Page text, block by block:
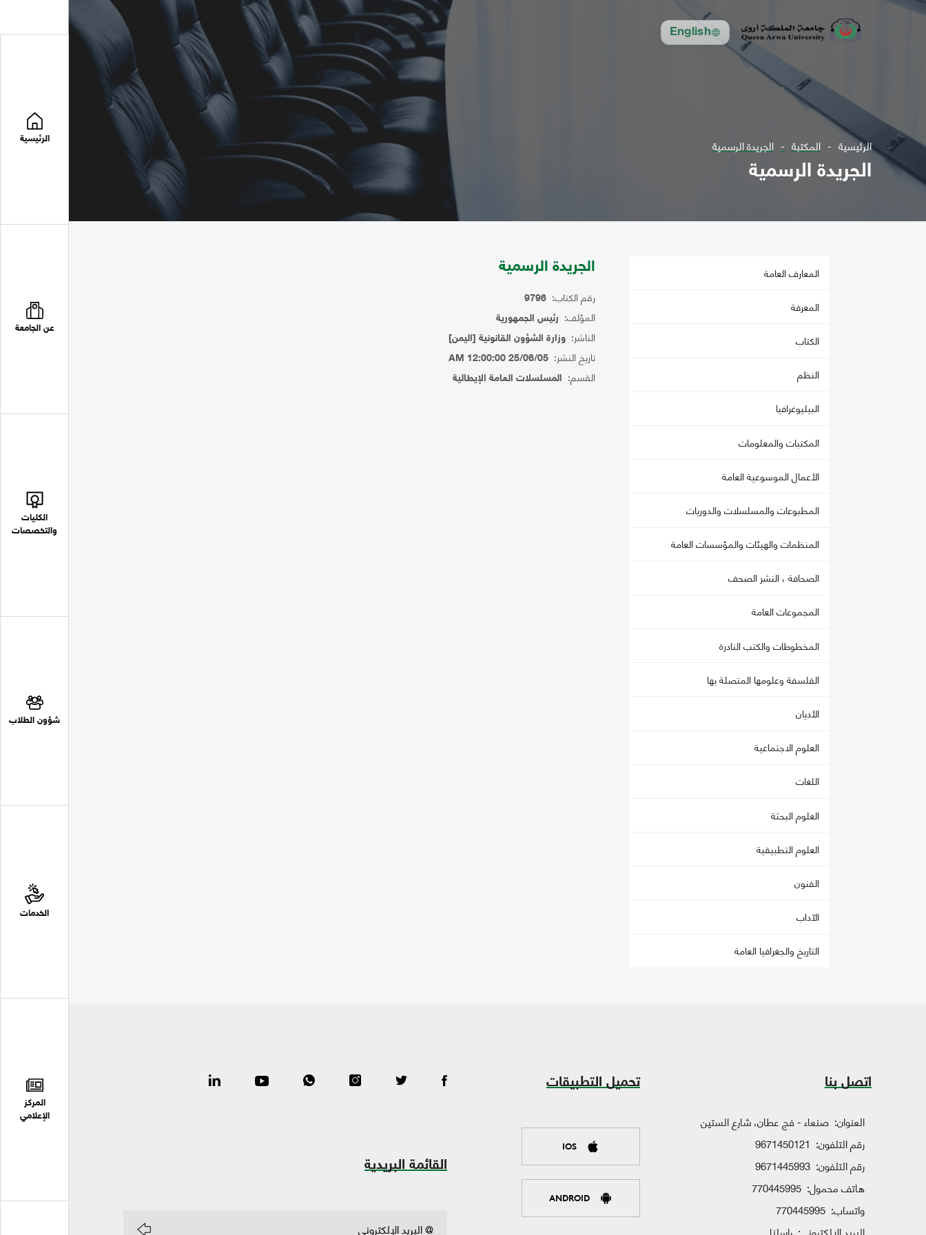
English
الرئيسية
عن الجامعة
الكليات
والتخصصات
شؤون الطلاب
الخدمات
المركز
الإعلامي
الرئيسية المكتبة الجريدة الرسمية
الجريدة الرسمية
المعارف العامة
المعرفة
الكتاب
النظم
البيليوغرافيا
المكتبات والمعلومات
الأعمال الموسوعية العامة
المطبوعات والمسلسلات والدوريات
المنظمات والهيئات والمؤسسات العامة
الصحافة ، النشر الصحف
المجموعات العامة
المخطوطات والكتب النادرة
الفلسفة وعلومها المتصلة بها
الأديان
العلوم الاجتماعية
اللغات
العلوم البحثة
العلوم التطبيقية
الفنون
الآداب
التاريخ والجغرافيا العامة
الجريدة الرسمية
رقم الكتاب: 9796
المؤلف: رئيس الجمهورية
الناشر: وزارة الشؤون القانونية [اليمن]
تاريخ النشر: 25/06/05 12:00:00 AM
القسم: المسلسلات العامة الإيطالية
اتصل بنا
العنوان: صنعاء - فج عطان، شارع الستين
رقم التلفون: 9671450121
رقم التلفون: 9671445993
هاتف محمول: 770445995
واتساب: 770445995
تحميل التطبيقات
IOS
ANDROID
القائمة البريدية